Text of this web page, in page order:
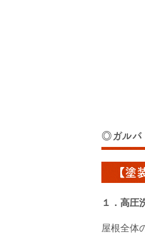
◎ガルバ
【塗
１．高圧
屋根全体